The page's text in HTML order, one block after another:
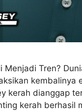
Menjadi Tren?
kembalinya
kerah dianggap
kerah berhasil